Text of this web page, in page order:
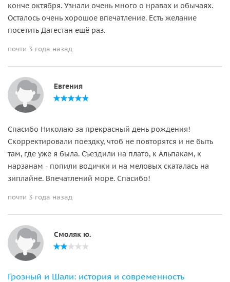
конче октября. Узнали очень много о нравах и обычаях.
Осталось очень хорошое впечатление. Есть желание
посетить Дагестан ещё раз.
почти 3 года назад
Евгения
Спасибо Николаю за прекрасный день рождения!
Скорректировали поездку, чтоб не повторятся и не быть
там, где уже я была. Съездили на плато, к Альпакам, к
нарзанам - попили водички и на меловых скаталась на
зиплайне. Впечатлений море. Спасибо!
почти 3 года назад
Смоляк ю.
Грозный и Шали: история и современность